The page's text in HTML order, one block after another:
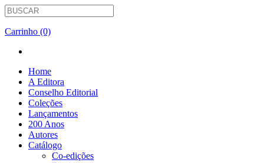
Carrinho (0)
Home
A Editora
Conselho Editorial
Coleções
Lançamentos
200 Anos
Autores
Catálogo
Co-edições